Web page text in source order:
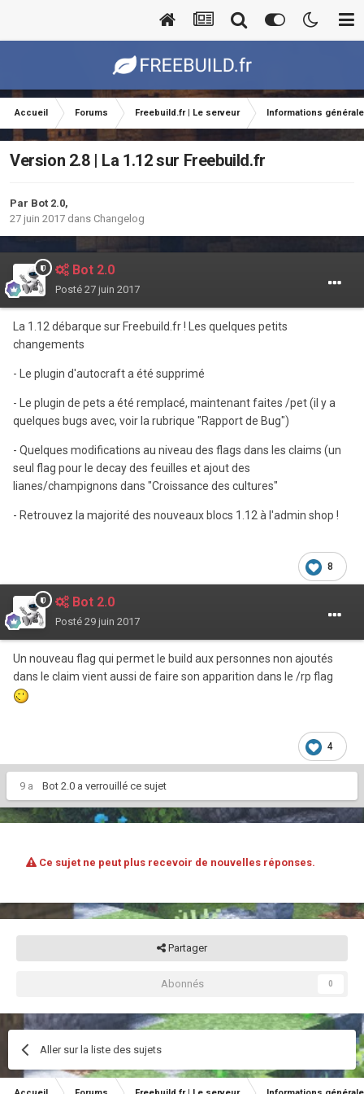
Accueil Forums Freebuild.fr | Le serveur Informations
Version 2.8 | La 1.12 sur Freebuild.fr
Par Bot 2.0,
27 juin 2017 dans Changelog
Bot 2.0
Posté 27 juin 2017
La 1.12 débarque sur Freebuild.fr ! Les quelques petits
changements
- Le plugin d'autocraft a été supprimé
- Le plugin de pets a été remplacé, maintenant faites /pet (il y a
quelques bugs avec, voir la rubrique "Rapport de Bug")
- Quelques modifications au niveau des flags dans les claims (un
seul flag pour le decay des feuilles et ajout des
lianes/champignons dans "Croissance des cultures"
- Retrouvez la majorité des nouveaux blocs 1.12 à l'admin shop !
8
Bot 2.0
Posté 29 juin 2017
Un nouveau flag qui permet le build aux personnes non ajoutés
dans le claim vient aussi de faire son apparition dans le /rp flag
4
9 a Bot 2.0 a verrouillé ce sujet
Ce sujet ne peut plus recevoir de nouvelles réponses.
Partager
Abonnés 0
Aller sur la liste des sujets